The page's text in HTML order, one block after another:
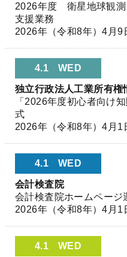
2026年度 衛星地球観測
支援業務
2026年（令和8年）4月9
4.1 WED
独立行政法人工業所有権
「2026年度初心者向け
式
2026年（令和8年）4月1
4.1 WED
会計検査院
会計検査院ホームページ
2026年（令和8年）4月1
4.1 WED